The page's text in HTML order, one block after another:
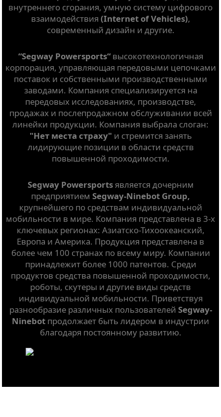
внутреннего сгорания, умную систему цифрового
взаимодействия (Internet of Vehicles),
современный дизайн и другие.
“Segway Powersports“высокотехнологичная
корпорация, управляющая передовыми цепочками
поставок и собственными производственными
заводами. Компания специализируется на
передовых исследованиях, производстве,
продажах и послепродажном обслуживании всей
линейки продукции. Компания выбрала слоган:
"Нет места страху" и стремится занять
лидирующие позиции в области средств
повышенной проходимости.
Segway Powersportsявляется дочерним
предприятием Segway-Ninebot Group,
крупнейшего по средствам индивидуальной
мобильности в мире. Компания представлена в 3-х
ключевых регионах: Азиатско-Тихоокеанский,
Европа и Америка. Продукция представлена в
более чем 100 странах по всему миру. Компании
принадлежит более 1000 патентов. Среди
продуктов средства повышенной проходимости,
роботы, скутеры и другие виды средств
индивидуальной мобильности. Приветствуя
разнообразие различных пользователей Segway-
Ninebot продолжает быть лидером в индустрии
благодаря постоянному развитию.